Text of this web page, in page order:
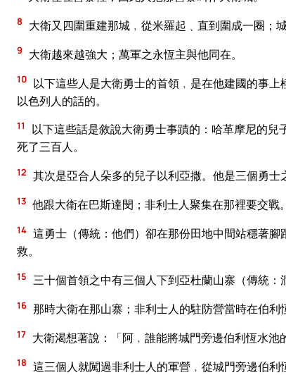
8 大衛又四圍重建那城﹐從米羅起﹑直到圍成一圈；
9 大衛越來越強大；萬軍之永恆主與他同在。
10 以下這些人是大衛勇士的首領﹐是在他建國的事
以色列人的話的。
11
以下這些話是敘說大衛勇士事蹟的：哈革摩尼的
死了三百人。
12 其次是亞合人朵多的兒子以利亞撒。他是三個勇士
13 他跟大衛在巴斯達閔；非利士人聚集在那裡要交戰
14 這勇士（傳統：他們）卻在那份田地中間站穩著
救。
15 三十個首領之中有三個人下到亞杜蘭山寨（傳統：
16 那時大衛在那山寨；非利士人的駐防營當時在伯利
17 大衛渴想著說：「阿﹐誰能將城門旁邊伯利恆水池
18 這三個人就闖過非利士人的軍營﹐從城門旁邊伯